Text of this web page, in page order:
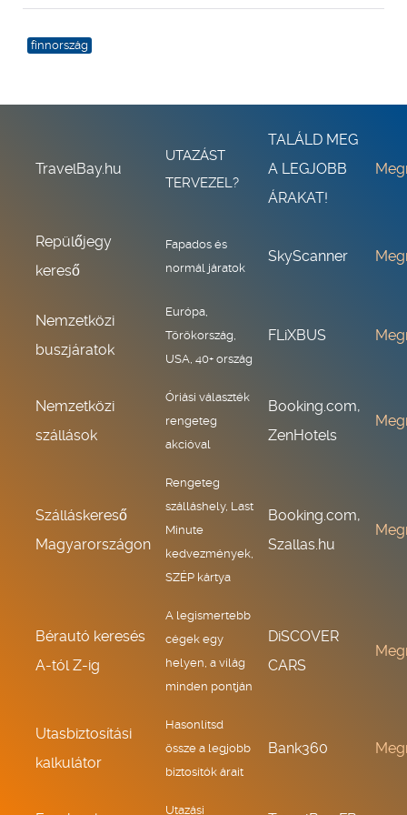
finnország
TravelBay.hu
UTAZÁST
TERVEZEL?
TALÁLD MEG
A LEGJOBB
ÁRAKAT!
Repülőjegy
kereső
Fapados és
normál járatok
SkyScanner
Nemzetközi
buszjáratok
Európa,
Törökország,
USA, 40+ ország
FLiXBUS
Nemzetközi
szállások
Óriási választék
rengeteg
akcióval
Booking.com,
ZenHotels
Szálláskereső
Magyarországon
Rengeteg
szálláshely, Last
Minute
kedvezmények,
SZÉP kártya
Booking.com,
Szallas.hu
Bérautó keresés
A-tól Z-ig
A legismertebb
cégek egy
helyen, a világ
minden pontján
DiSCOVER
CARS
Utasbiztosítási
kalkulátor
Hasonlítsd
össze a legjobb
biztosítók árait
Bank360
Utazási